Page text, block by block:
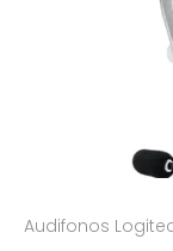
Audifonos